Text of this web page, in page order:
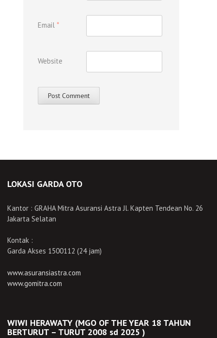
Email *
Website
LOKASI GARDA OTO
Kantor : GRAHA Mitra Asuransi Astra Jl. Kapten Tendean No. 26
Jakarta Selatan
Kontak :
Garda Akses 1500112 (24 jam)
www.asuransiastra.com
www.gomitra.com
WIWI HERAWATY (MGO OF THE YEAR 18 TAHUN
BERTURUT – TURUT 2008 sd 2025 )